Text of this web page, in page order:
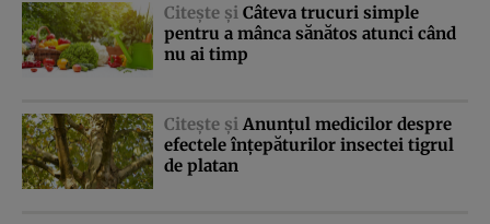
Citeşte şi Câteva trucuri simple
pentru a mânca sănătos atunci când
nu ai timp
Citeşte şi Anunţul medicilor despre
efectele înţepăturilor insectei tigrul
de platan